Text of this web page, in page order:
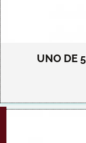
UNO DE